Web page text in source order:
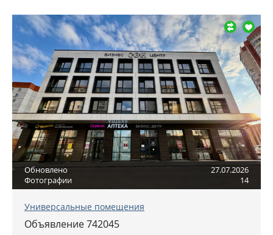
Обновлено
27.07.2026
Фотографии
14
Универсальные помещения
Объявление 742045